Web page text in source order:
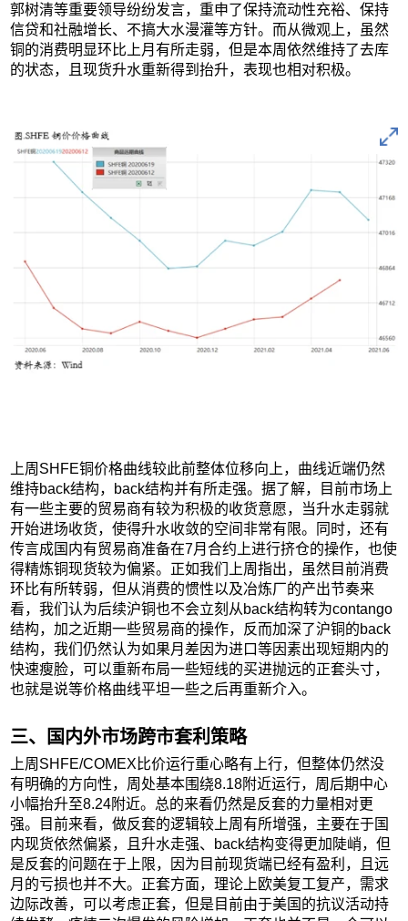
郭树清等重要领导纷纷发言，重申了保持流动性充裕、保持
信贷和社融增长、不搞大水漫灌等方针。而从微观上，虽然
铜的消费明显环比上月有所走弱，但是本周依然维持了去库
的状态，且现货升水重新得到抬升，表现也相对积极。
上周SHFE铜价格曲线较此前整体位移向上，曲线近端仍然
维持back结构，back结构并有所走强。据了解，目前市场上
有一些主要的贸易商有较为积极的收货意愿，当升水走弱就
开始进场收货，使得升水收敛的空间非常有限。同时，还有
传言成国内有贸易商准备在7月合约上进行挤仓的操作，也使
得精炼铜现货较为偏紧。正如我们上周指出，虽然目前消费
环比有所转弱，但从消费的惯性以及冶炼厂的产出节奏来
看，我们认为后续沪铜也不会立刻从back结构转为contango
结构，加之近期一些贸易商的操作，反而加深了沪铜的back
结构，我们仍然认为如果月差因为进口等因素出现短期内的
快速瘦脸，可以重新布局一些短线的买进抛远的正套头寸，
也就是说等价格曲线平坦一些之后再重新介入。
三、国内外市场跨市套利策略
上周SHFE/COMEX比价运行重心略有上行，但整体仍然没
有明确的方向性，周处基本围绕8.18附近运行，周后期中心
小幅抬升至8.24附近。总的来看仍然是反套的力量相对更
强。目前来看，做反套的逻辑较上周有所增强，主要在于国
内现货依然偏紧，且升水走强、back结构变得更加陡峭，但
是反套的问题在于上限，因为目前现货端已经有盈利，且远
月的亏损也并不大。正套方面，理论上欧美复工复产，需求
边际改善，可以考虑正套，但是目前由于美国的抗议活动持